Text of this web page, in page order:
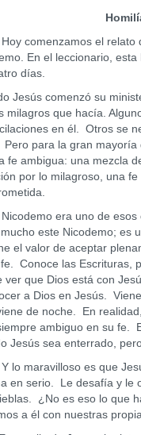
el relato
En el leccionario,
días.
Jesús comenzó su
milagros que hacía.
en él. Otros se
Pero para la gran mayoría
fe ambigua: una mezcla
por lo milagroso, una
era uno de esos
este Nicodemo; es
el valor de aceptar
Conoce las Escrituras,
ver que Dios está con
a Dios en Jesús.
de noche. En
ambiguo en su fe.
Jesús sea enterrado,
es que
en serio. Le desafía y le
¿No es eso lo que
a él con nuestras